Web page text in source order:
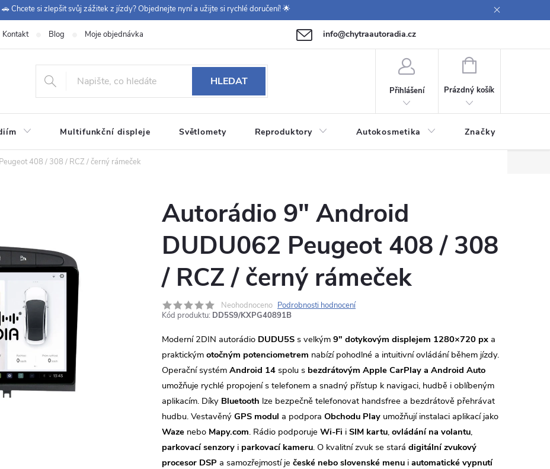
🚗 Chcete si zlepšit svůj zážitek z jízdy? Objednejte nyní a užijte si rychlé doručení! 🌟
+420 771 149 411 (Po-Pá 09:00-12:00, 12:30-14:00)
info@chytraautoradia.cz
Kontakt Blog Moje objednávka
HLEDAT
Přihlášení
NÁKUPNÍ
Prázdný košík
Multifunkční displeje Světlomety Reproduktory Autokosmetika Značky
408 / 308 / RCZ / černý rámeček
Autorádio 9" Android
DUDU062 Peugeot 408 / 308
/ RCZ / černý rámeček
Neohodnoceno Podrobnosti hodnocení
Kód produktu: DD5S9/KXPG40891B
Moderní 2DIN autorádio DUDU5S s velkým 9" dotykovým displejem 1280×720 px a
praktickým otočným potenciometrem nabízí pohodlné a intuitivní ovládání během jízdy.
Operační systém Android 14 spolu s bezdrátovým Apple CarPlay a Android Auto
umožňuje rychlé propojení s telefonem a snadný přístup k navigaci, hudbě i oblíbeným
aplikacím. Díky Bluetooth lze bezpečně telefonovat handsfree a bezdrátově přehrávat
hudbu. Vestavěný GPS modul a podpora Obchodu Play umožňují instalaci aplikací jako
Waze nebo Mapy.com. Rádio podporuje Wi-Fi i SIM kartu, ovládání na volantu,
parkovací senzory i parkovací kameru. O kvalitní zvuk se stará digitální zvukový
procesor DSP a samozřejmostí je české nebo slovenské menu i automatické vypnutí